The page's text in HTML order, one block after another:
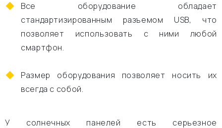
Все оборудование обладает
стандартизированным разъемом USB, что
позволяет использовать с ними любой
смартфон.
Размер оборудования позволяет носить их
всегда с собой.
У солнечных панелей есть серьезное